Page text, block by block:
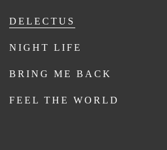
DELECTUS
NIGHT LIFE
BRING ME BACK
FEEL THE WORLD